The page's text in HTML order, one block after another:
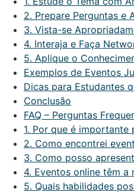
2. Prepare Perguntas e
3. Vista-se
4. Interaja e Faça
5. Aplique o
Exemplos de Eventos
Dicas para Estudantes
Conclusão
FAQ – Perguntas
1. Por que é
2. Como encontrei
3. Como posso
4. Eventos online têm a
5. Quais habilidades